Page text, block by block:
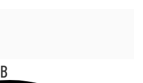
CLUB